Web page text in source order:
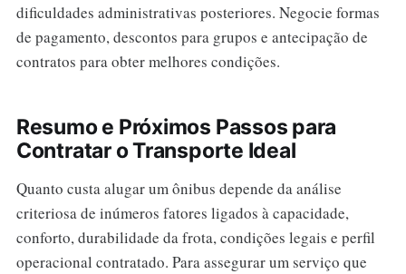
dificuldades administrativas posteriores. Negocie formas
de pagamento, descontos para grupos e antecipação de
contratos para obter melhores condições.
Resumo e Próximos Passos para
Contratar o Transporte Ideal
Quanto custa alugar um ônibus depende da análise
criteriosa de inúmeros fatores ligados à capacidade,
conforto, durabilidade da frota, condições legais e perfil
operacional contratado. Para assegurar um serviço que